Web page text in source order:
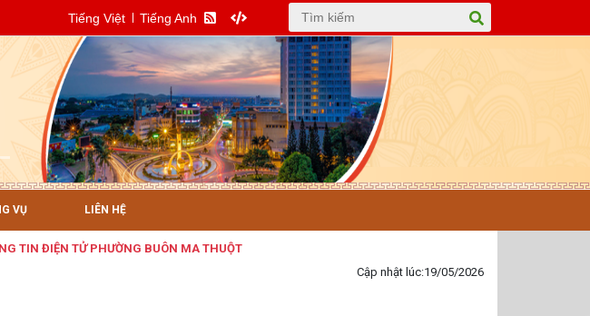
Tiếng Việt Tiếng Anh
VỤ LIÊN HỆ
BUÔN MA THUỘT
Cập nhật lúc:19/05/2026